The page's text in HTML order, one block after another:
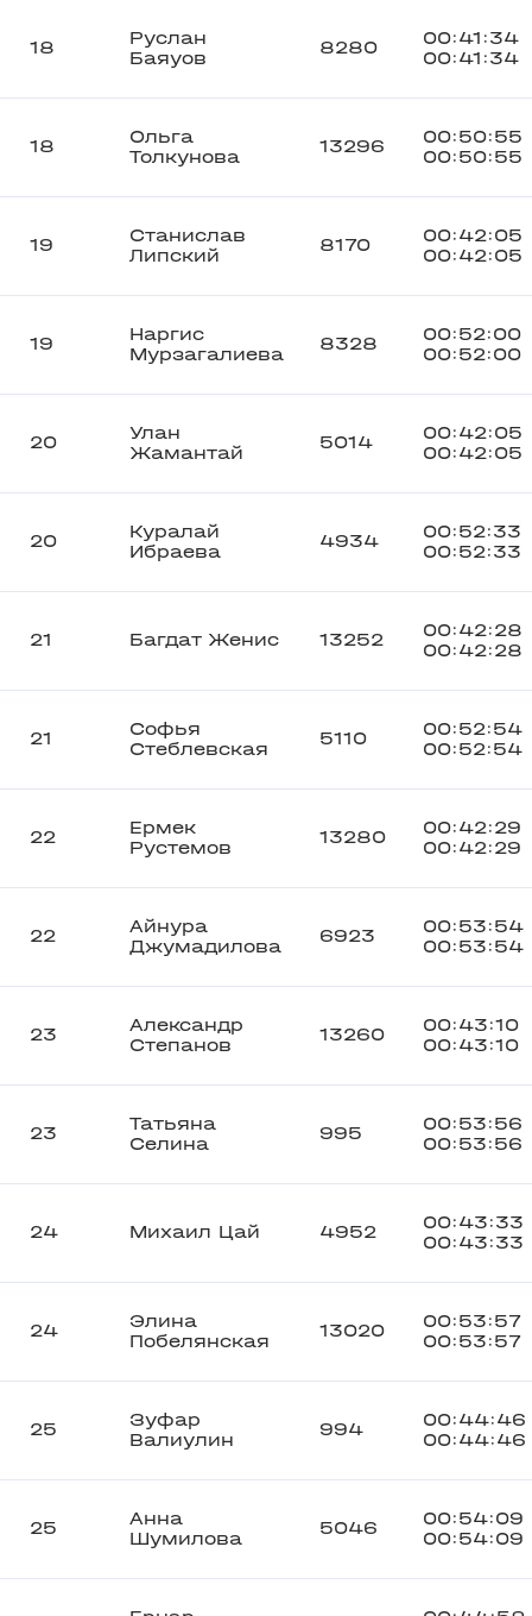
18
Руслан
Баяуов
8280
00:41:34
00:41:34
18
Ольга
Толкунова
13296
00:50:55
00:50:55
19
Станислав
Липский
8170
00:42:05
00:42:05
19
Наргис
Мурзагалиева
8328
00:52:00
00:52:00
20
Улан
Жамантай
5014
00:42:05
00:42:05
20
Куралай
Ибраева
4934
00:52:33
00:52:33
21 Багдат Женис 13252
00:42:28
00:42:28
21
Софья
Стеблевская
5110
00:52:54
00:52:54
22
Ермек
Рустемов
13280
00:42:29
00:42:29
22
Айнура
Джумадилова
6923
00:53:54
00:53:54
23
Александр
Степанов
13260
00:43:10
00:43:10
23
Татьяна
Селина
995
00:53:56
00:53:56
24 Михаил Цай 4952
00:43:33
00:43:33
24
Элина
Побелянская
13020
00:53:57
00:53:57
25
Зуфар
Валиулин
994
00:44:46
00:44:46
25
Анна
Шумилова
5046
00:54:09
00:54:09